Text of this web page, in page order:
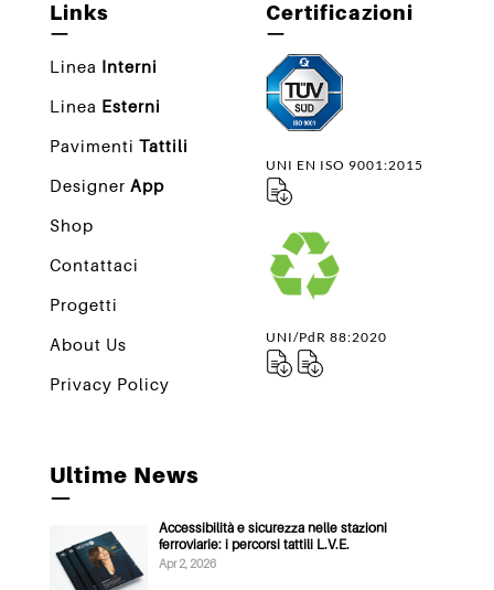
Links
—
Linea Interni
Linea Esterni
Pavimenti Tattili
Designer App
Shop
Contattaci
Progetti
About Us
Privacy Policy
Certificazioni
—
UNI EN ISO 9001:2015
UNI/PdR 88:2020
Ultime News
—
Accessibilità e sicurezza nelle stazioni
ferroviarie: i percorsi tattili L.V.E.
Apr 2, 2026